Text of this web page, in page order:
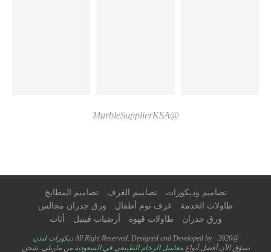
@MarbleSupplierKSA
تصاميم وديكورات تصاميم الغرف
تصاميم المطابخ
طاولات الخدمة
غرف نوم أطفال
ورق جدران مجالس
ورق جدران
طاولات قهوة أرضيات فينيل أثاث
@2020 - All Right Reserved. Designed and Developed by
ديكورات لندن
تسوّق الآن أفضل أنواعمغاسل الرخام الطبيعي في السعوديةمن ماربلي. شحن